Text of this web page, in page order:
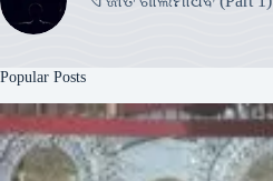
Popular Posts